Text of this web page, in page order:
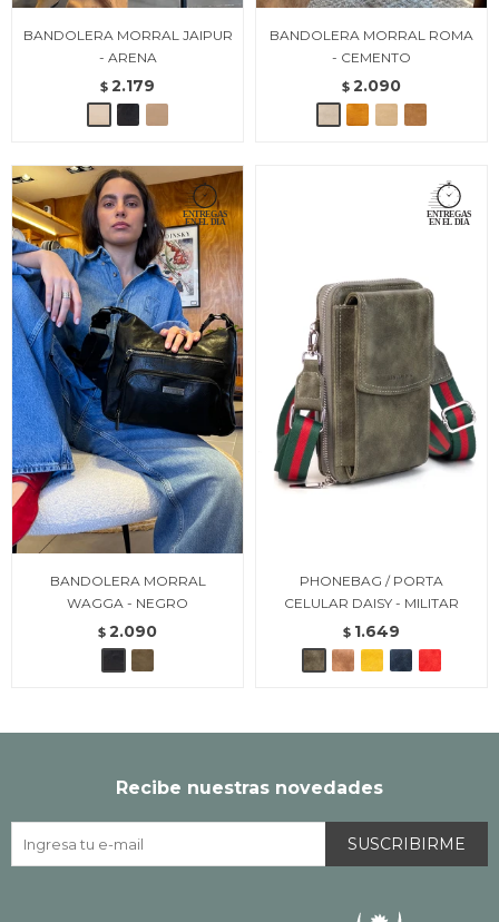
BANDOLERA MORRAL JAIPUR
- ARENA
$ 2.179
BANDOLERA MORRAL ROMA
- CEMENTO
$ 2.090
BANDOLERA MORRAL
WAGGA - NEGRO
$ 2.090
PHONEBAG / PORTA
CELULAR DAISY - MILITAR
$ 1.649
Recibe nuestras novedades
SUSCRIBIRME